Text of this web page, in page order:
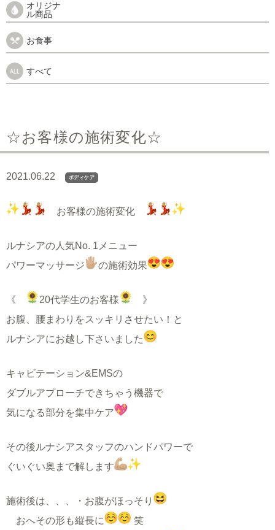
オリジナ
ル商品
お食事
すべて
☆お客様の施術変化☆
2021.06.22 ボディケア
お客様の施術変化
ルナシアの人気No. 1メニュー
パワーマッサージ
の施術効果
《 20代学生のお客様
》
お腹、腰まわりをスッキリさせたい！と
ルナシアにお越し下さいました
キャビテーション&EMSの
ダブルアプローチできちゃう機器で
気になる部分を集中ケア
その後ルナシアスタッフのハンドパワーで
ぐいぐい奥まで解します
施術後は、、、
・お腹がほっそり
おへその形も縦長に
笑